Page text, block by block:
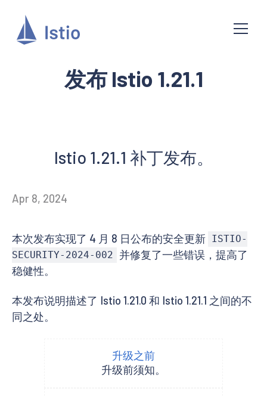
发布 Istio 1.21.1
Istio 1.21.1 补丁发布。
Apr 8, 2024
本次发布实现了 4 月 8 日公布的安全更新 ISTIO-
SECURITY-2024-002
并修复了一些错误，提高了
稳健性。
本发布说明描述了 Istio 1.21.0 和 Istio 1.21.1 之间的不
同之处。
升级之前
升级前须知。